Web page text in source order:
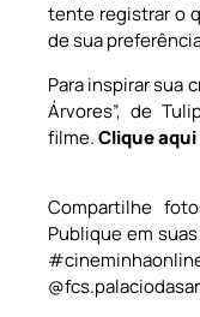
tente registrar o
de sua
Para inspirar sua
Árvores”, de
filme.Clique aqui
Compartilhe
Publique em